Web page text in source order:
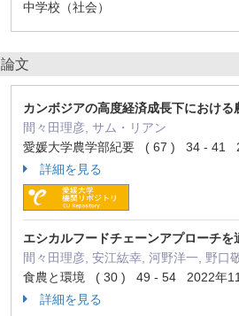
中学校（社会）
論文
カンボジアの高度経済成長下におけ
間々田理彦, サム・リアン
愛媛大学農学部紀要 ( 67 ) 34 - 41
詳細を見る
エシカルフードチェーンアプローチ
間々田理彦, 安江紘幸, 河野洋一, 野口
食農と環境 ( 30 ) 49 - 54 2022年
詳細を見る